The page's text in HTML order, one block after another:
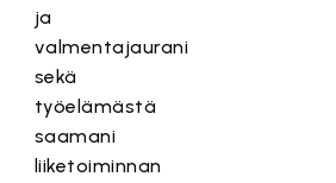
ja
valmentajaurani
sekä
työelämästä
saamani
liiketoiminnan